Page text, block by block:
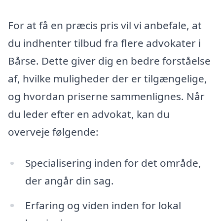
For at få en præcis pris vil vi anbefale, at
du indhenter tilbud fra flere advokater i
Bårse. Dette giver dig en bedre forståelse
af, hvilke muligheder der er tilgængelige,
og hvordan priserne sammenlignes. Når
du leder efter en advokat, kan du
overveje følgende:
Specialisering inden for det område,
der angår din sag.
Erfaring og viden inden for lokal